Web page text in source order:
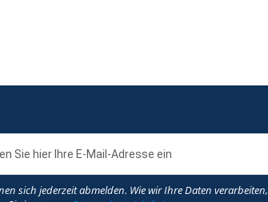
sich jederzeit abmelden. Wie wir Ihre Daten verarbeiten,